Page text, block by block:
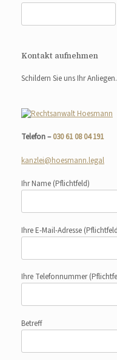
Kontakt aufnehmen
Schildern Sie uns Ihr
Telefon –030 61 08 04 191
kanzlei@hoesmann.legal
Ihr Name (Pflichtfeld)
Ihre E-Mail-Adresse
Ihre Telefonnummer
Betreff